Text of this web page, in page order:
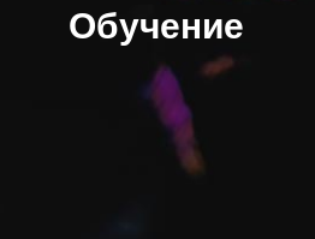
Обучение